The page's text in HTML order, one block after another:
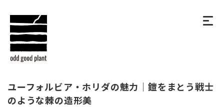
ユーフォルビア・ホリダの魅力｜鎧をまとう戦士
のような棘の造形美